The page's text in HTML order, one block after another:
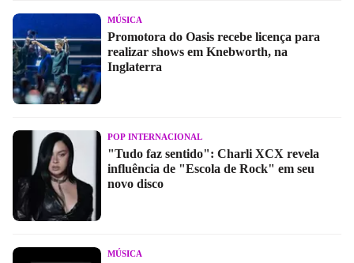
MÚSICA
Promotora do Oasis recebe licença para
realizar shows em Knebworth, na
Inglaterra
POP INTERNACIONAL
"Tudo faz sentido": Charli XCX revela
influência de "Escola de Rock" em seu
novo disco
MÚSICA